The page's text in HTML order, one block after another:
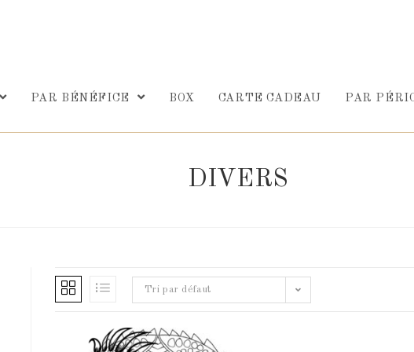
PAR BÉNÉFICE BOX CARTE CADEAU PAR
DIVERS
Tri par défaut